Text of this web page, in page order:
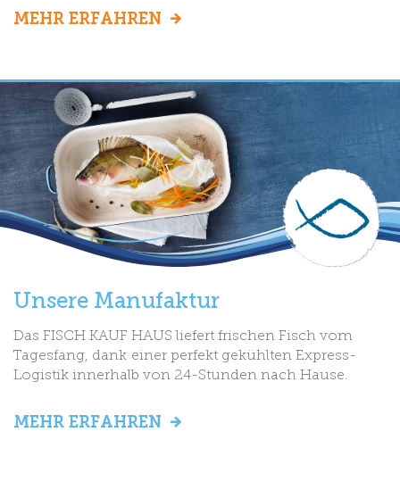
MEHR ERFAHREN
Unsere Manufaktur
Das FISCH KAUF HAUS liefert frischen Fisch vom
Tagesfang, dank einer perfekt gekühlten Express-
Logistik innerhalb von 24-Stunden nach Hause.
MEHR ERFAHREN